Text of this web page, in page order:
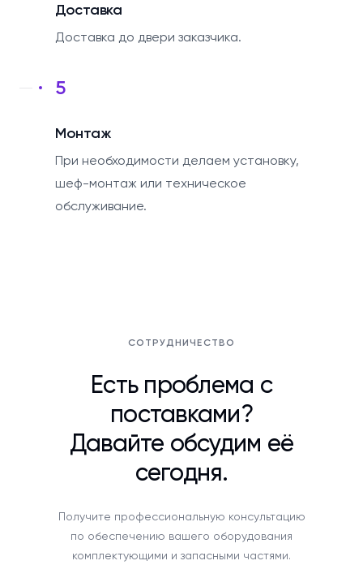
Доставка
Доставка до двери заказчика.
5
Монтаж
При необходимости делаем установку,
шеф-монтаж или техническое
обслуживание.
СОТРУДНИЧЕСТВО
Есть проблема с
поставками?
Давайте обсудим её
сегодня.
Получите профессиональную консультацию
по обеспечению вашего оборудования
комплектующими и запасными частями.